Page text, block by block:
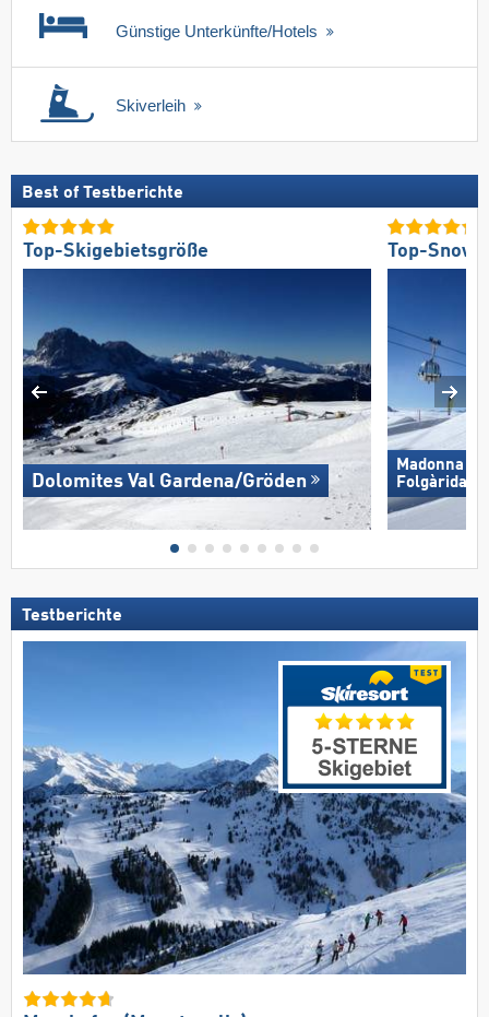
Günstige Unterkünfte/Hotels
Skiverleih
Best of Testberichte
Top-Skigebietsgröße
Dolomites Val Gardena/​Gröden
Top-
Madonna di
Folgàrida/​
Testberichte